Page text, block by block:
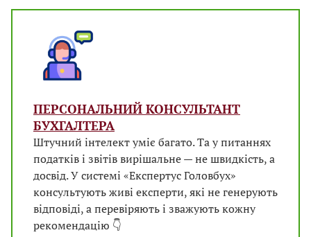
ПЕРСОНАЛЬНИЙ КОНСУЛЬТАНТ
БУХГАЛТЕРА
Штучний інтелект уміє багато. Та у питаннях
податків і звітів вирішальне — не швидкість, а
досвід. У системі «Експертус Головбух»
консультують живі експерти, які не генерують
відповіді, а перевіряють і зважують кожну
рекомендацію 👇